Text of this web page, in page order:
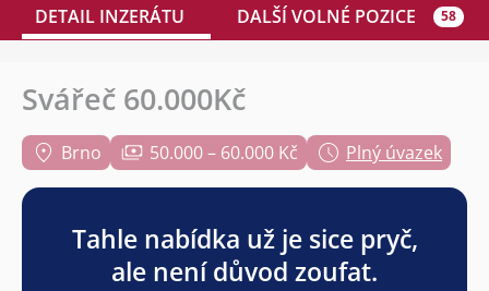
DETAIL INZERÁTU DALŠÍ VOLNÉ POZICE 58
Svářeč 60.000Kč
Brno 50.000 – 60.000 Kč Plný úvazek
Tahle nabídka už je sice pryč,
ale není důvod zoufat.